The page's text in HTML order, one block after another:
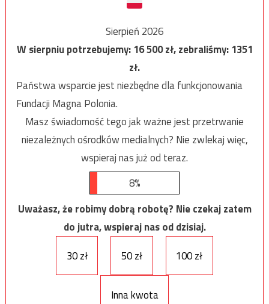
Sierpień 2026
W sierpniu potrzebujemy:16 500zł, zebraliśmy:1351
zł.
Państwa wsparcie jest niezbędne dla funkcjonowania
Fundacji Magna Polonia.
Masz świadomość tego jak ważne jest przetrwanie
niezależnych ośrodków medialnych? Nie zwlekaj więc,
wspieraj nas już od teraz.
8%
Uważasz, że robimy dobrą robotę? Nie czekaj zatem
do jutra, wspieraj nas od dzisiaj.
30 zł
50 zł 100 zł
Inna kwota